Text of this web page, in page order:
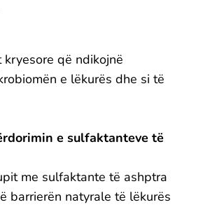
kryesore që ndikojnë
e lëkurës dhe si të
e sulfaktanteve të
me sulfaktante të ashptra
barrierën natyrale të lëkurës